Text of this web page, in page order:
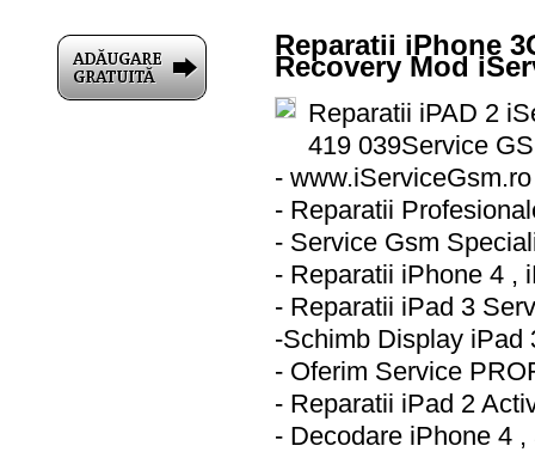
Reparatii iPhone
Recovery Mod
Reparatii iPAD 2
419 039Service
- www.iServiceGsm.ro
- Reparatii
- Service Gsm
- Reparatii iPhone 4 ,
- Reparatii iPad 3
-Schimb Display iPad
- Oferim Service
- Reparatii iPad 2
- Decodare iPhone 4